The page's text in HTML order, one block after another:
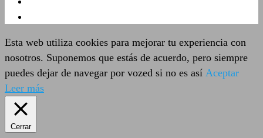
Esta web utiliza cookies para mejorar tu experiencia con
nosotros. Suponemos que estás de acuerdo, pero siempre
puedes dejar de navegar por vozed si no es así Aceptar
Leer más
Cerrar